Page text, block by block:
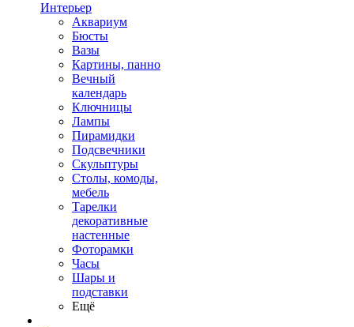
Интерьер
Аквариум
Бюсты
Вазы
Картины, панно
Вечный
календарь
Ключницы
Лампы
Пирамидки
Подсвечники
Скульптуры
Столы, комоды,
мебель
Тарелки
декоративные
настенные
Фоторамки
Часы
Шары и
подставки
Ещё